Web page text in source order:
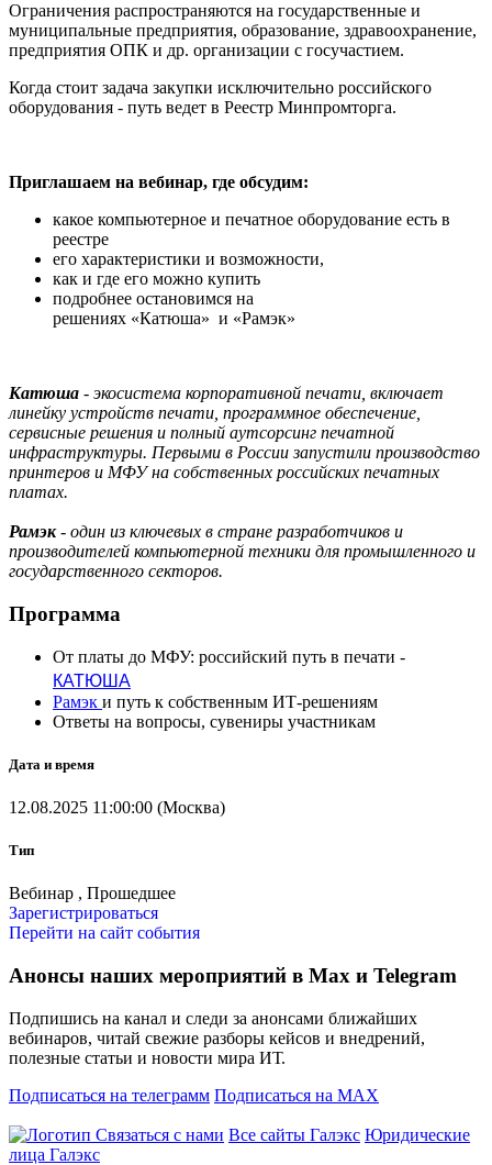
Ограничения распространяются на государственные и
муниципальные предприятия, образование, здравоохранение,
предприятия ОПК и др. организации с госучастием.
Когда стоит задача закупки исключительно российского
оборудования - путь ведет в Реестр Минпромторга.
​​​​​​​​​​​​​​Приглашаем на вебинар, где обсудим:
какое компьютерное и печатное оборудование есть в
реестре
его характеристики и возможности,
как и где его можно купить
​​​​​​​подробнее остановимся на
решениях «Катюша» и «Рамэк»
Катюша - экосистема корпоративной печати, включает
линейку устройств печати, программное обеспечение,
сервисные решения и полный аутсорсинг печатной
инфраструктуры. Первыми в России запустили производство
принтеров и МФУ на собственных российских печатных
платах.
Рамэк - один из ключевых в стране разработчиков и
производителей компьютерной техники для промышленного и
государственного секторов.
Программа
От платы до МФУ: российский путь в печати -
КАТЮША
Рамэк и путь к собственным ИТ-решениям
Ответы на вопросы, сувениры участникам​​​​​​​​​​​​​​
Дата и время
12.08.2025 11:00:00 (Москва)
Тип
Вебинар , Прошедшее
Зарегистрироваться
Перейти на сайт события
Анонсы наших мероприятий в Max и Telegram
Подпишись на канал и следи за анонсами ближайших
вебинаров, читай свежие разборы кейсов и внедрений,
полезные статьи и новости мира ИТ.
Подписаться на телеграмм Подписаться на MAX
Связаться с нами Все сайты Галэкс Юридические
лица Галэкс